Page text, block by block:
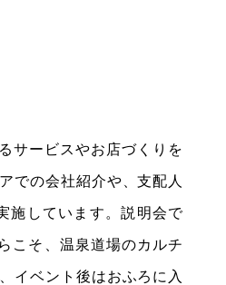
サービスやお店づくりを
での会社紹介や、支配人
施しています。説明会で
こそ、温泉道場のカルチ
イベント後はおふろに入